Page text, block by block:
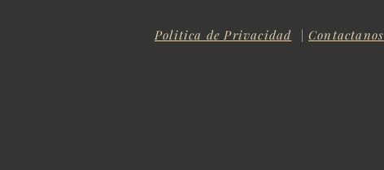
Politica de Privacidad Contactanos